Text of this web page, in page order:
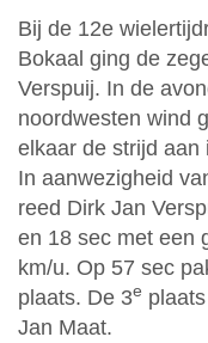
Bij de 12e
Bokaal ging de
Verspuij. In de
noordwesten wind
elkaar de strijd aan
In aanwezigheid
reed Dirk Jan
en 18 sec met een
km/u. Op 57 sec
plaats. De 3e
Jan Maat.